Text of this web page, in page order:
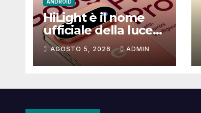
ANDROID
HiLight è il nome
ufficiale della luce
LED dei Pixel 11:
ecco a cosa serve
AGOSTO 5, 2026 ADMIN